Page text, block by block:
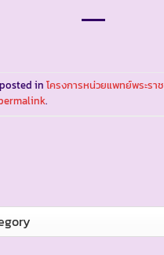
in โครงการหน่วยแพทย์พระรา
.